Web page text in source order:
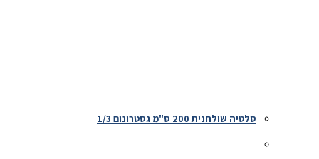
סלטיה שולחנית 200 ס"מ גסטרונום 1/3